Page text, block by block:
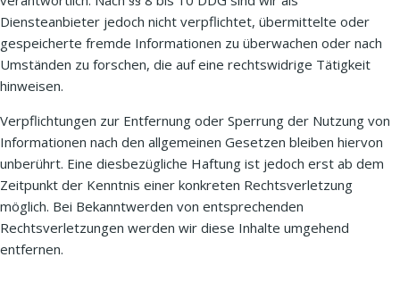
Diensteanbieter jedoch nicht verpflichtet, übermittelte oder
gespeicherte fremde Informationen zu überwachen oder nach
Umständen zu forschen, die auf eine rechtswidrige Tätigkeit
hinweisen.
Verpflichtungen zur Entfernung oder Sperrung der Nutzung von
Informationen nach den allgemeinen Gesetzen bleiben hiervon
unberührt. Eine diesbezügliche Haftung ist jedoch erst ab dem
Zeitpunkt der Kenntnis einer konkreten Rechtsverletzung
möglich. Bei Bekanntwerden von entsprechenden
Rechtsverletzungen werden wir diese Inhalte umgehend
entfernen.